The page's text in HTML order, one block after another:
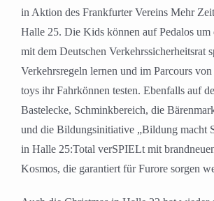
in Aktion des Frankfurter Vereins Mehr
Halle 25. Die Kids können auf Pedalos um
mit dem Deutschen Verkehrssicherheitsrat
Verkehrsregeln lernen und im Parcours
toys ihr Fahrkönnen testen. Ebenfalls auf
Bastelecke, Schminkbereich, die
und die Bildungsinitiative „Bildung macht
in Halle 25:Total verSPIELt mit
Kosmos, die garantiert für Furore sorgen